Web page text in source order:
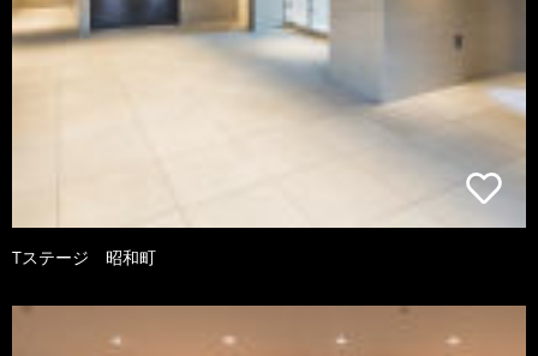
Tステージ 昭和町